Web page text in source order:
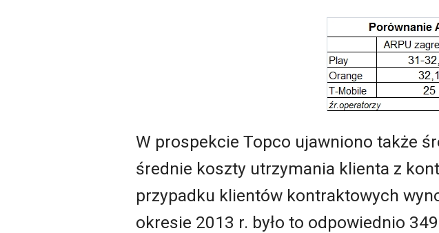
W prospekcie Topco ujawniono także
średnie koszty utrzymania klienta z
przypadku klientów kontraktowych
okresie 2013 r. było to odpowiednio